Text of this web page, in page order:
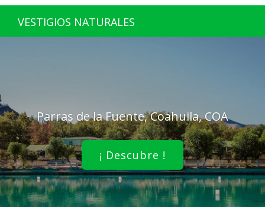
VESTIGIOS NATURALES
Parras de la Fuente, Coahuila, COA
¡ Descubre !